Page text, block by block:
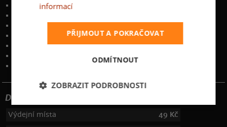
Garance výměny či vrácení
Obchodní podmínky
Ochrana osobních údajů
info@bastard.cz
Dotujeme poštovné
Výdejní místa
49 Kč
informací
PŘIJMOUT A POKRAČOVAT
ODMÍTNOUT
ZOBRAZIT PODROBNOSTI